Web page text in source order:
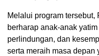
Melalui program
berharap anak-anak
perlindungan, dan
serta meraih masa depan